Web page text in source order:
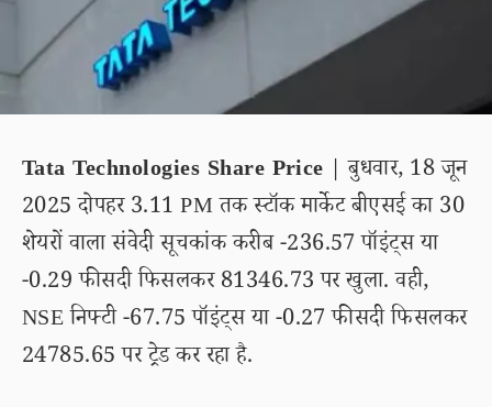
Tata Technologies Share Price | बुधवार, 18 जून
2025 दोपहर 3.11 PM तक स्टॉक मार्केट बीएसई का 30
शेयरों वाला संवेदी सूचकांक करीब -236.57 पॉइंट्स या
-0.29 फीसदी फिसलकर 81346.73 पर खुला. वही,
NSE निफ्टी -67.75 पॉइंट्स या -0.27 फीसदी फिसलकर
24785.65 पर ट्रेड कर रहा है.